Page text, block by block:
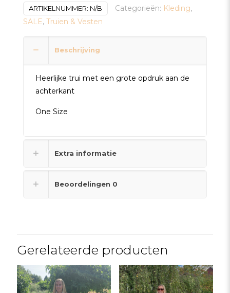
roze
aantal
ARTIKELNUMMER: N/B Categorieën: Kleding,
SALE, Truien & Vesten
Beschrijving
Heerlijke trui met een grote opdruk aan de
achterkant
One Size
Extra informatie
Beoordelingen 0
Gerelateerde producten